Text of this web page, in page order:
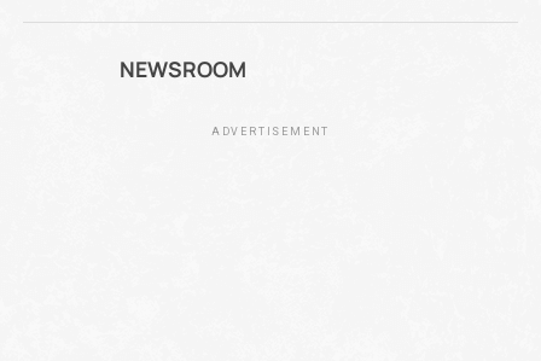
NEWSROOM
ADVERTISEMENT